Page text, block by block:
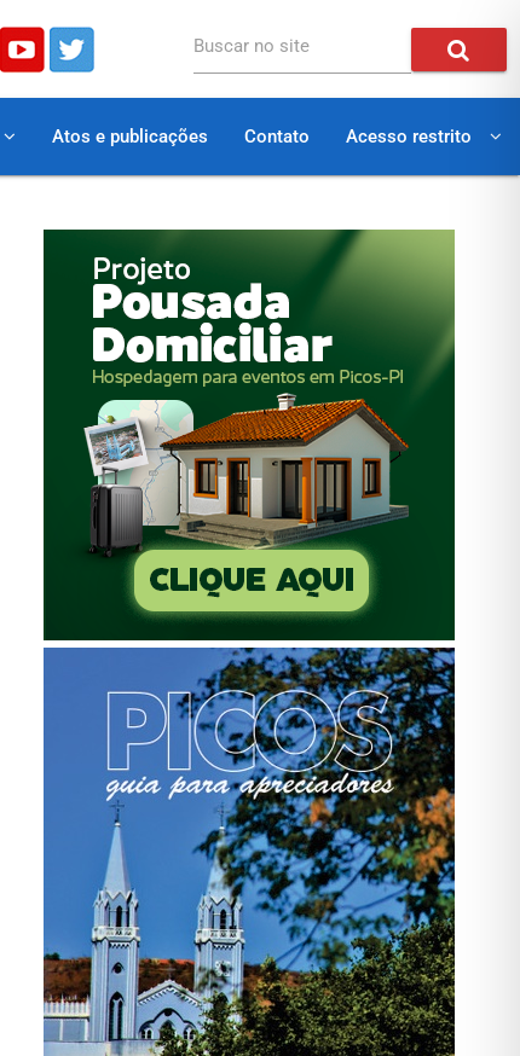
Buscar no site
Atos e publicações Contato Acesso restrito